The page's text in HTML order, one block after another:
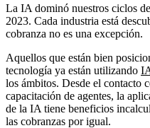
La IA dominó nuestros ciclos
2023. Cada industria está
cobranza no es una excepción.
Aquellos que están bien
tecnología ya están utilizando
los ámbitos. Desde el contacto
capacitación de agentes, la
de la IA tiene beneficios
las cobranzas por igual.